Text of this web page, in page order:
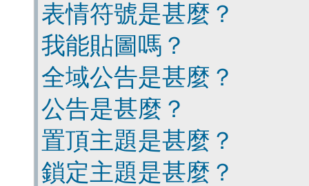
表情符號是甚麼？
我能貼圖嗎？
全域公告是甚麼？
公告是甚麼？
置頂主題是甚麼？
鎖定主題是甚麼？